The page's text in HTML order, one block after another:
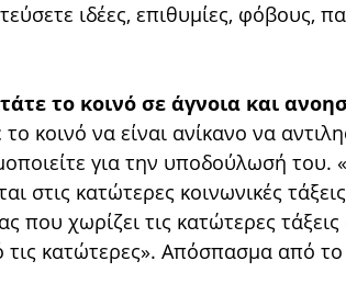
ιδέες, επιθυμίες, φόβους,
το κοινό σε άγνοια και
κοινό να είναι ανίκανο να
για την υποδούλωσή του.
στις κατώτερες κοινωνικές
που χωρίζει τις κατώτερες
τις κατώτερες». Απόσπασμα από